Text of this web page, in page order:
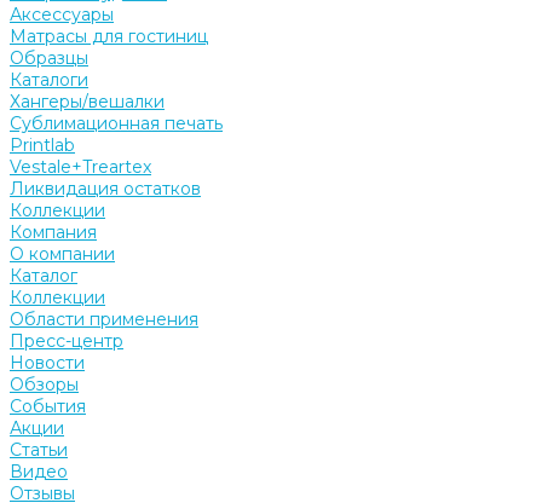
Аксессуары
Матрасы для гостиниц
Образцы
Каталоги
Хангеры/вешалки
Сублимационная печать
Printlab
Vestale+Treartex
Ликвидация остатков
Коллекции
Компания
О компании
Каталог
Коллекции
Области применения
Пресс-центр
Новости
Обзоры
События
Акции
Статьи
Видео
Отзывы